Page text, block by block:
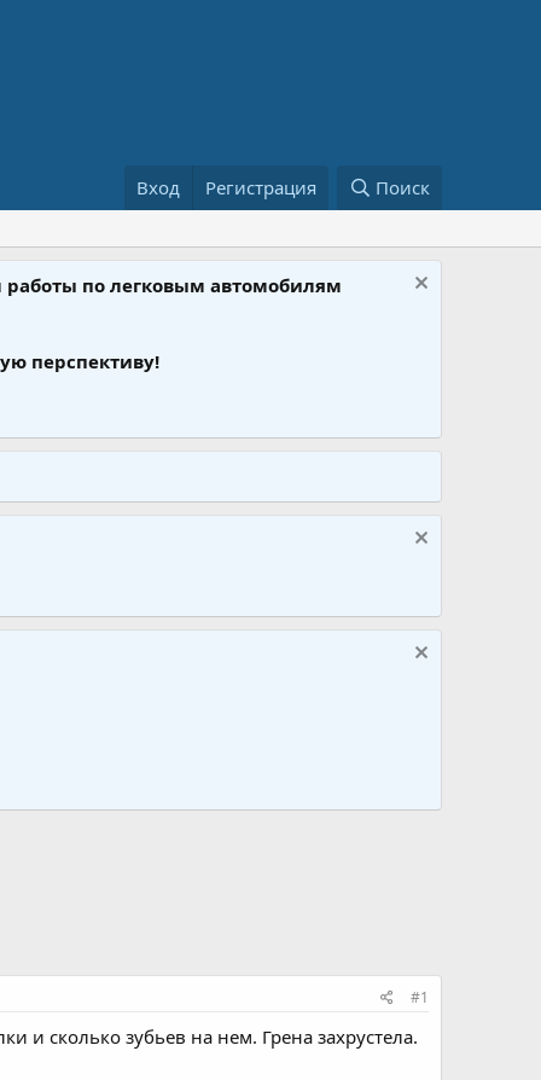
Вход Регистрация Поиск
работы по легковым автомобилям
перспективу!
#1
и сколько зубьев на нем. Грена захрустела.